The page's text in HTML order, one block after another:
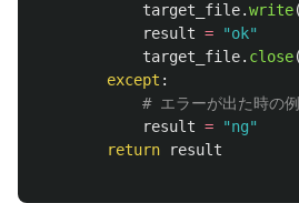
target_file.write(
result = "ok"
target_file. close
except :
result = "ng"
return
result